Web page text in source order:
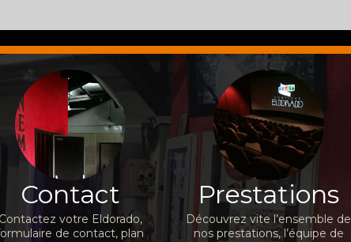
Contact
Contactez votre Eldorado,
de contact, plan
Prestations
Découvrez vite l’ensemble de
nos prestations, l’équipe de